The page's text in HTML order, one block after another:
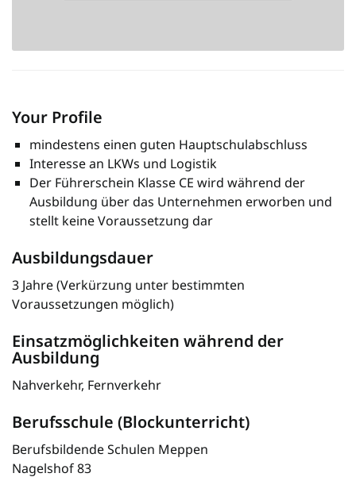
Your Profile
mindestens einen guten Hauptschulabschluss
Interesse an LKWs und Logistik
Der Führerschein Klasse CE wird während der
Ausbildung über das Unternehmen erworben und
stellt keine Voraussetzung dar
Ausbildungsdauer
3 Jahre (Verkürzung unter bestimmten
Voraussetzungen möglich)
Einsatzmöglichkeiten während der
Ausbildung
Nahverkehr, Fernverkehr
Berufsschule (Blockunterricht)
Berufsbildende Schulen Meppen
Nagelshof 83